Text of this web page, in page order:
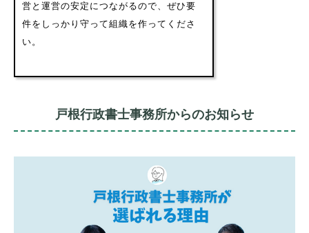
営と運営の安定につながるので、ぜひ要
件をしっかり守って組織を作ってくださ
い。
戸根行政書士事務所からのお知らせ